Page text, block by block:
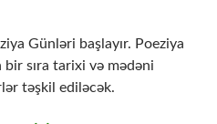
Günləri başlayır. Poeziya
bir sıra tarixi və mədəni
təşkil ediləcək.